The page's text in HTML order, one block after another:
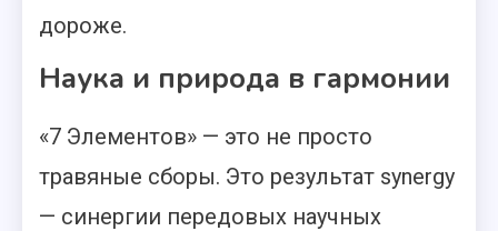
дороже.
Наука и природа в гармонии
«7 Элементов» — это не просто
травяные сборы. Это результат synergy
— синергии передовых научных